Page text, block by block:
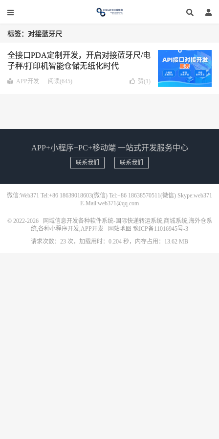
标签：对接蓝牙尺
全接口PDA定制开发，开启对接蓝牙尺/电
子秤/打印机智能仓储无纸化时代
APP开发 阅读(645) 赞(1)
APP+小程序+PC+移动端 一站式开发服务中心
联系我们 联系我们
微信:Web371 Tel:+86 18639018603(微信) Tel:+86 18638570511(微信) Skype:web371
E-Mail:web371@qq.com
© 2022-2026
网域信息开发各种软件系统-国际快递转运系统,商城系统,海外仓系
统,各种小程序开发,APP开发
网站地图 豫ICP备11016945号-3
请求次数：23 次，加载用时：0.204 秒，内存占用：13.62 MB